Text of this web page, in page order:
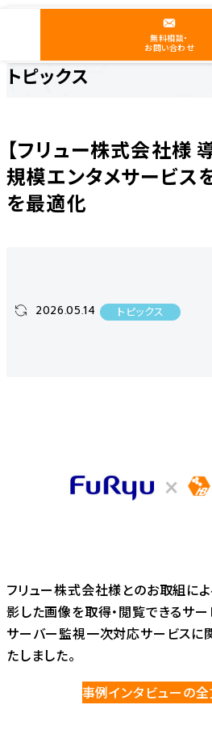
無料相談・
お問い合わせ
トピックス
【フリュー株式会社様
規模エンタメサービス
を最適化
2026.05.14 トピックス
フリュー株式会社様とのお取組に
影した画像を取得・閲覧できるサー
サーバー監視一次対応サービスに
たしました。
事例インタビューの全